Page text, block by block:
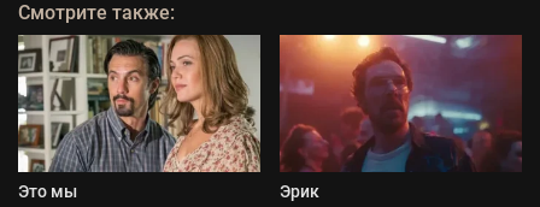
Смотрите также:
Это мы Эрик